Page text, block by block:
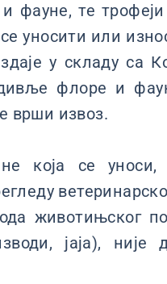
фауне, те
уносити или
у складу са
флоре и
врши извоз.
која се уноси,
животињског
јаја), није